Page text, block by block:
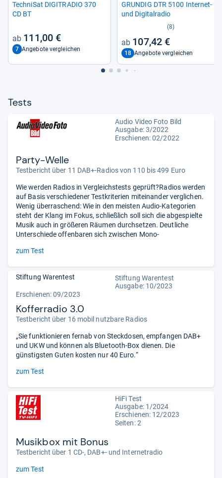
Tech­ni­Sat DIGITRA­DIO 370
CD BT
111,00 €
7 Angebote vergleichen
GRUN­DIG DTR 5100 Inter­net-​
und Digi­tal­ra­dio
(8)
107,42 €
18 Angebote vergleichen
Tests
Audio Video Foto Bild
Ausgabe: 3/2022
Erschienen: 02/2022
Party-Welle
Testbericht über 11 DAB+-Radios von 110 bis 499 Euro
Wie werden Radios in Vergleichstests geprüft?Radios werden
auf Basis verschiedener Testkriterien miteinander verglichen.
Wenig überraschend: Wie in den meisten Audio-Kategorien
steht der Klang im Fokus, schließlich soll sich die abgespielte
Musik auch in größeren Räumen durchsetzen. Deutliche
Unterschiede offenbaren sich zwischen Mono-
zum Test
Stiftung Warentest
Stiftung Warentest
Ausgabe: 10/2023
Erschienen: 09/2023
Kofferradio 3.0
Testbericht über 16 mobil nutzbare Radios
„Sie funktionieren fernab von Steckdosen, empfangen DAB+
und UKW und können als Bluetooth-Box dienen. Die
günstigsten Guten kosten nur 40 Euro.“
zum Test
HiFi Test
Ausgabe: 1/2024
Erschienen: 12/2023
Seiten: 2
Musikbox mit Bonus
Testbericht über 1 CD-, DAB+- und Internetradio
zum Test